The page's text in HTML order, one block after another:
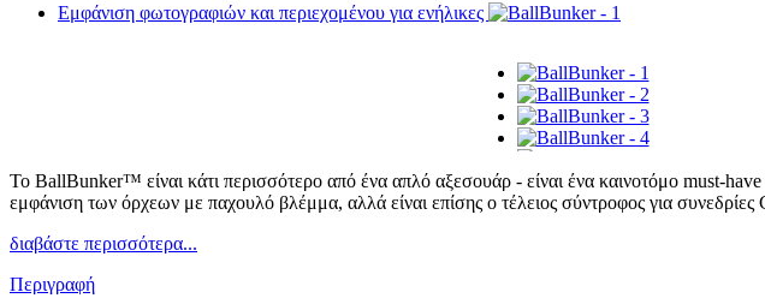
Εμφάνιση φωτογραφιών και περιεχομένου για ενήλικες
Το BallBunker™ είναι κάτι περισσότερο από ένα απλό αξεσουάρ - είναι ένα καινοτόμο must-
εμφάνιση των όρχεων με παχουλό βλέμμα, αλλά είναι επίσης ο τέλειος σύντροφος για συνεδρίες
διαβάστε περισσότερα...
Περιγραφή